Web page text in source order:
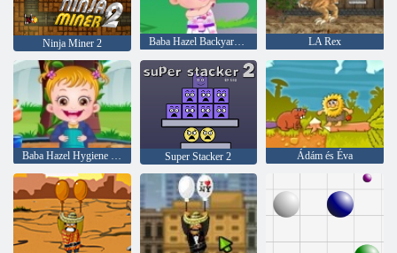
Ninja Miner 2 Baba Hazel Backyard párt LA Rex
Baba Hazel Hygiene Care Super Stacker 2 Ádám és Éva